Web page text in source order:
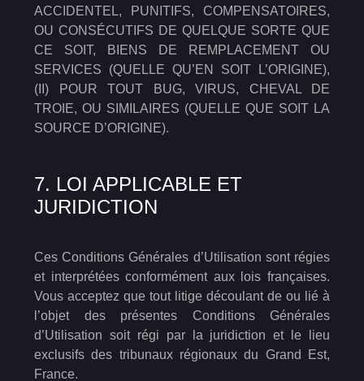
ACCIDENTEL, PUNITIFS, COMPENSATOIRES,
OU CONSÉCUTIFS DE QUELQUE SORTE QUE
CE SOIT, BIENS DE REMPLACEMENT OU
SERVICES (QUELLE QU’EN SOIT L’ORIGINE),
(II) POUR TOUT BUG, VIRUS, CHEVAL DE
TROIE, OU SIMILAIRES (QUELLE QUE SOIT LA
SOURCE D’ORIGINE).
7. LOI APPLICABLE ET
JURIDICTION
Ces Conditions Générales d’Utilisation sont régies
et interprétées conformément aux lois françaises.
Vous acceptez que tout litige découlant de ou lié à
l’objet des présentes Conditions Générales
d’Utilisation soit régi par la juridiction et le lieu
exclusifs des tribunaux régionaux du Grand Est,
France.